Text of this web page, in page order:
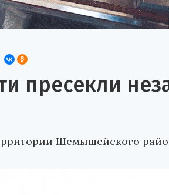
пресекли
Шемышейского